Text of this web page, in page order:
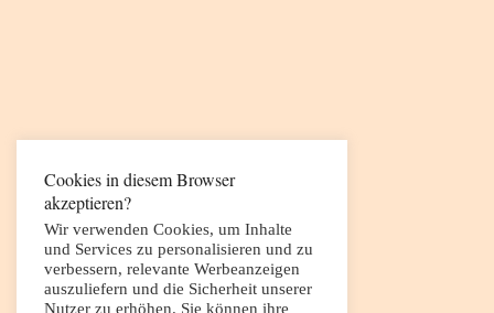
Cookies in diesem Browser
akzeptieren?
Wir verwenden Cookies, um Inhalte
und Services zu personalisieren und zu
verbessern, relevante Werbeanzeigen
auszuliefern und die Sicherheit unserer
Nutzer zu erhöhen. Sie können ihre